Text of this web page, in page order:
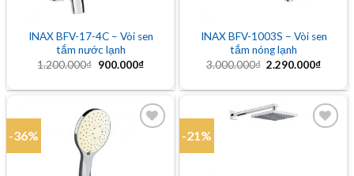
INAX BFV-17-4C – Vòi sen
tắm nước lạnh
1.200.000₫ Giá
1.200.000₫.
900.000₫Giá
là:
900.000₫.
INAX BFV-1003S – Vòi sen
tắm nóng lạnh
3.000.000₫ Giá
3.000.000₫.
2.290.000₫Giá
là:
-36% -21%